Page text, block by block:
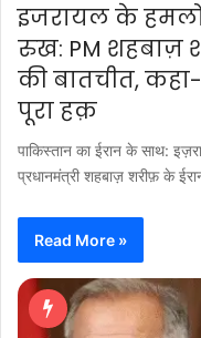
इजरायल के
रुख: PM शहबाज़
की बातचीत,
पूरा हक़
पाकिस्तान का ईरान के साथ:
प्रधानमंत्री शहबाज़ शरीफ़ के
Read More »